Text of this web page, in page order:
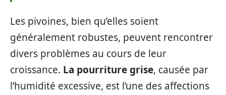
Les pivoines, bien qu’elles soient
généralement robustes, peuvent rencontrer
divers problèmes au cours de leur
croissance. La pourriture grise, causée par
l’humidité excessive, est l’une des affections